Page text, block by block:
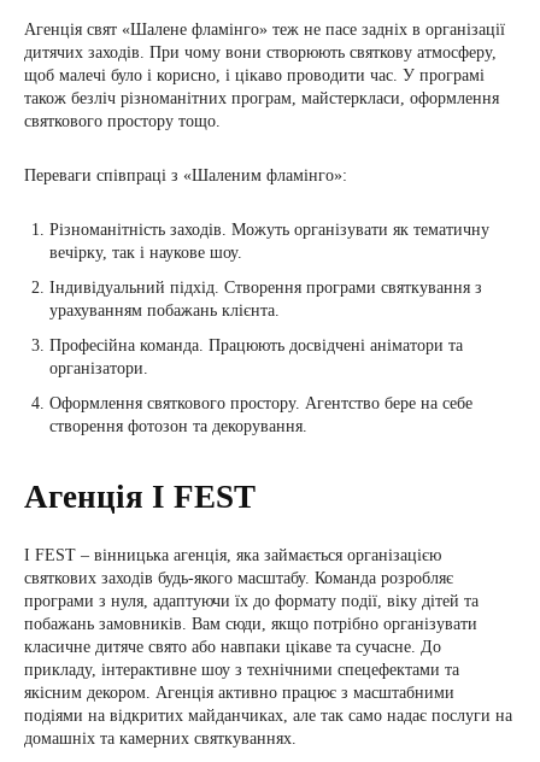
Агенція свят «Шалене фламінго» теж не пасе задніх в організації
дитячих заходів. При чому вони створюють святкову атмосферу,
щоб малечі було і корисно, і цікаво проводити час. У програмі
також безліч різноманітних програм, майстеркласи, оформлення
святкового простору тощо.
Переваги співпраці з «Шаленим фламінго»:
Різноманітність заходів. Можуть організувати як тематичну
вечірку, так і наукове шоу.
Індивідуальний підхід. Створення програми святкування з
урахуванням побажань клієнта.
Професійна команда. Працюють досвідчені аніматори та
організатори.
Оформлення святкового простору. Агентство бере на себе
створення фотозон та декорування.
Агенція I FEST
I FEST – вінницька агенція, яка займається організацією
святкових заходів будь-якого масштабу. Команда розробляє
програми з нуля, адаптуючи їх до формату події, віку дітей та
побажань замовників. Вам сюди, якщо потрібно організувати
класичне дитяче свято або навпаки цікаве та сучасне. До
прикладу, інтерактивне шоу з технічними спецефектами та
якісним декором. Агенція активно працює з масштабними
подіями на відкритих майданчиках, але так само надає послуги на
домашніх та камерних святкуваннях.